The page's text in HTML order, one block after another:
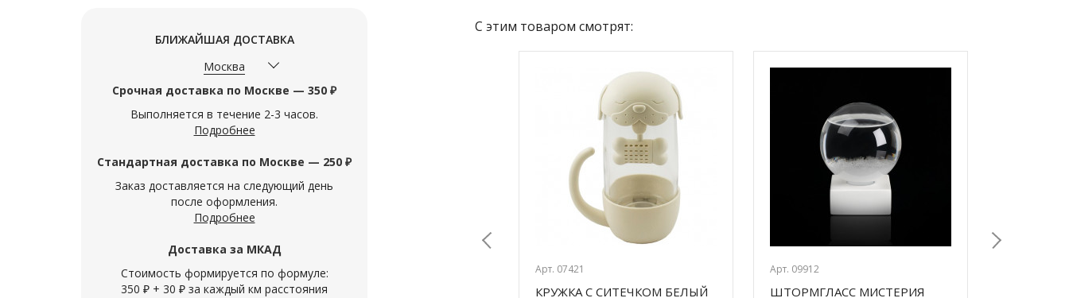
БЛИЖАЙШАЯ ДОСТАВКА
Москва
Срочная доставка по Москве — 350 ₽
Выполняется в течение 2-3 часов.
Подробнее
Стандартная доставка по Москве — 250 ₽
Заказ доставляется на следующий день
после оформления.
Подробнее
Доставка за МКАД
Стоимость формируется по формуле:
350 ₽ + 30 ₽ за каждый км расстояния
С этим товаром смотрят:
ШТОРМГЛАСС МИСТЕРИЯ
Арт. 09765
ШТОРМГЛАСС ИЛЛЮЗИЯ
Арт. 07421
КРУЖКА С СИТЕЧКОМ БЕЛЫЙ
Арт. 09912
ШТОРМГЛАСС МИСТЕРИЯ